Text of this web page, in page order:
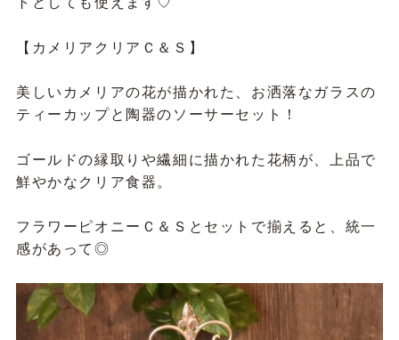
【 カメリアクリアＣ＆Ｓ】
美しいカメリアの花が描かれた、お洒落なガラスの
ティーカップと陶器のソーサーセット！
ゴールドの縁取りや繊細に描かれた花柄が、上品で
鮮やかなクリア食器。
フラワーピオニーＣ＆Ｓとセットで揃えると、統一
感があって◎